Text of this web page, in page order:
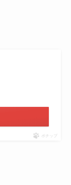
ポチップ